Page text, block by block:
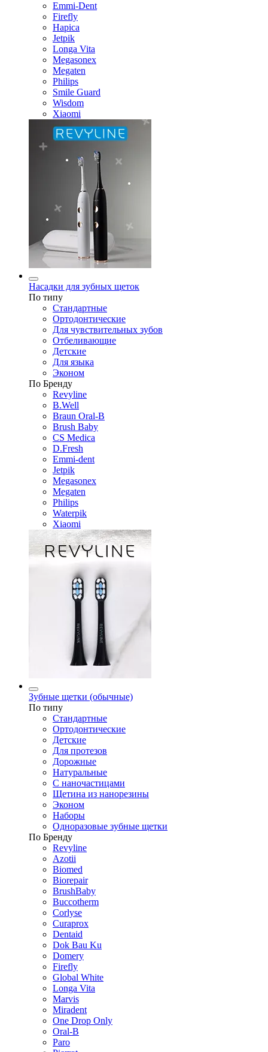
Emmi-Dent
Firefly
Hapica
Jetpik
Longa Vita
Megasonex
Megaten
Philips
Smile Guard
Wisdom
Xiaomi
Насадки для зубных щеток
По типу
Стандартные
Ортодонтические
Для чувствительных зубов
Отбеливающие
Детские
Для языка
Эконом
По Бренду
Revyline
B.Well
Braun Oral-B
Brush Baby
CS Medica
D.Fresh
Emmi-dent
Jetpik
Megasonex
Megaten
Philips
Waterpik
Xiaomi
Зубные щетки (обычные)
По типу
Стандартные
Ортодонтические
Детские
Для протезов
Дорожные
Натуральные
С наночастицами
Щетина из нанорезины
Эконом
Наборы
Одноразовые зубные щетки
По Бренду
Revyline
Azotii
Biomed
Biorepair
BrushBaby
Buccotherm
Corlyse
Curaprox
Dentaid
Dok Bau Ku
Domery
Firefly
Global White
Longa Vita
Marvis
Miradent
One Drop Only
Oral-B
Paro